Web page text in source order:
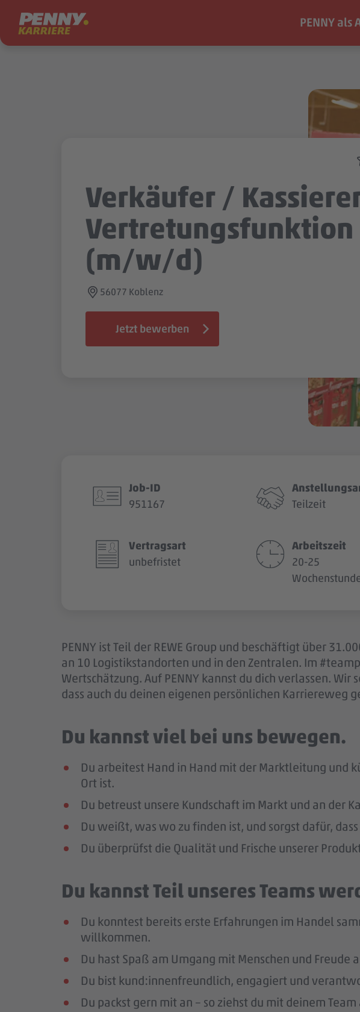
Zum Inhalt springen PENNY
Verkäufer /
Vertretungsfunktion
(m/w/d)
56077 Koblenz
Jetzt bewerben
Job-ID
951167
Teilzeit
Vertragsart
unbefristet
Arbeitszeit
20-25
PENNY ist Teil der REWE Group und beschäftigt über
an 10 Logistikstandorten und in den Zentralen. Im
Wertschätzung. Auf PENNY kannst du dich verlassen.
dass auch du deinen eigenen persönlichen Karriereweg
Du kannst viel bei uns bewegen.
Du arbeitest Hand in Hand mit der Marktleitung und
Ort ist.
Du betreust unsere Kundschaft im Markt und an der
Du weißt, was wo zu finden ist, und sorgst dafür,
Du überprüfst die Qualität und Frische unserer
Du kannst Teil unseres Teams
Du konntest bereits erste Erfahrungen im Handel
willkommen.
Du hast Spaß am Umgang mit Menschen und Freude
Du bist kund:innenfreundlich, engagiert und
Du packst gern mit an – so ziehst du mit deinem